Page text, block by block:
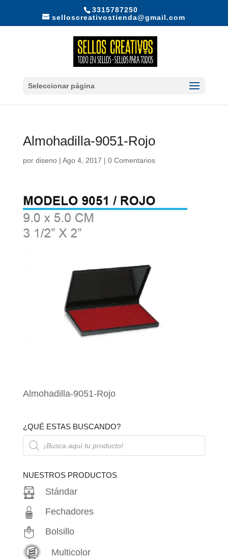
3315787250
selloscreativostienda@gmail.com
Seleccionar página
Almohadilla-9051-Rojo
por diseno| Ago 4, 2017 | 0 Comentarios
Almohadilla-9051-Rojo
¿QUÉ ESTAS BUSCANDO?
Búsqueda
de
productos
NUESTROS PRODUCTOS
Stándar
Fechadores
Bolsillo
Multicolor